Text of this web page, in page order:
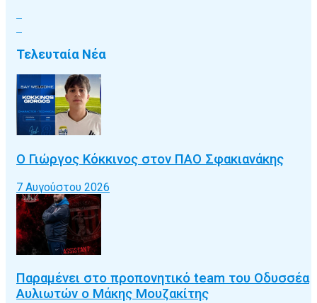
Τελευταία Νέα
Ο Γιώργος Κόκκινος στον ΠΑΟ Σφακιανάκης
7 Αυγούστου 2026
Παραμένει στο προπονητικό team του Οδυσσέα
Αυλιωτών ο Μάκης Μουζακίτης